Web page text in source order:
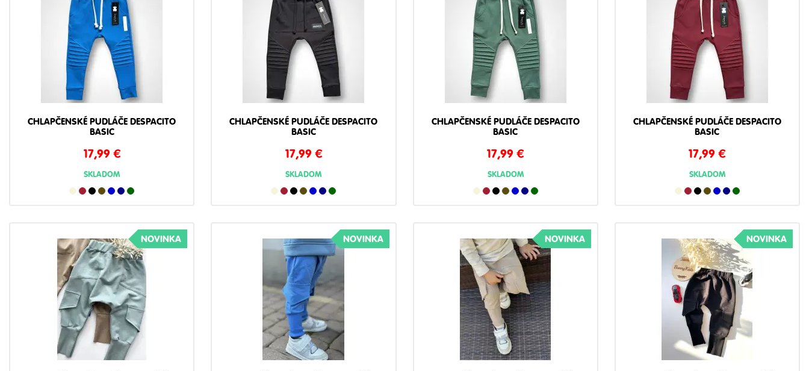
CHLAPČENSKÉ PUDLÁČE DESPACITO
BASIC
17,99 €
SKLADOM
CHLAPČENSKÉ PUDLÁČE DESPACITO
BASIC
17,99 €
SKLADOM
CHLAPČENSKÉ PUDLÁČE DESPACITO
BASIC
17,99€
SKLADOM
CHLAPČENSKÉ PUDLÁČE DESPACITO
BASIC
17,99€
SKLADOM
NOVINKA NOVINKA NOVINKA NOVINKA